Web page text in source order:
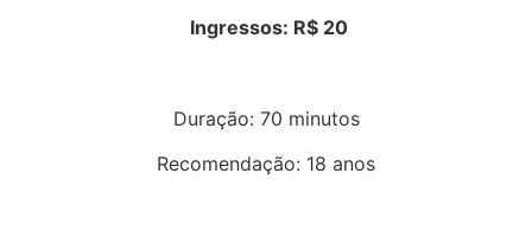
Ingressos: R$ 20
Duração: 70 minutos
Recomendação: 18 anos